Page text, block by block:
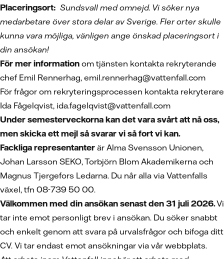
Placeringsort: Sundsvall med omnejd. Vi söker nya
medarbetare över stora delar av Sverige. Fler orter skulle
kunna vara möjliga, vänligen ange önskad placeringsort i
din ansökan!
För mer information om tjänsten kontakta rekryterande
chef Emil Rennerhag, emil.rennerhag@vattenfall.com
För frågor om rekryteringsprocessen kontakta rekryterare
Ida Fågelqvist, ida.fagelqvist@vattenfall.com
Under semesterveckorna kan det vara svårt att nå oss,
men skicka ett mejl så svarar vi så fort vi kan.
Fackliga representanter är Alma Svensson Unionen,
Johan Larsson SEKO, Torbjörn Blom Akademikerna och
Magnus Tjergefors Ledarna. Du når alla via Vattenfalls
växel, tfn 08-739 50 00.
Välkommen med din ansökan senast den 31 juli 2026.Vi
tar inte emot personligt brev i ansökan. Du söker snabbt
och enkelt genom att svara på urvalsfrågor och bifoga ditt
CV. Vi tar endast emot ansökningar via vår webbplats.